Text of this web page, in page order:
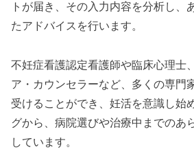
トが届き、その入力内容を分析し、
たアドバイスを行います。
不妊症看護認定看護師や臨床心理士
ア・カウンセラーなど、多くの専門
受けることができ、妊活を意識し始
グから、病院選びや治療中までのあ
しています。